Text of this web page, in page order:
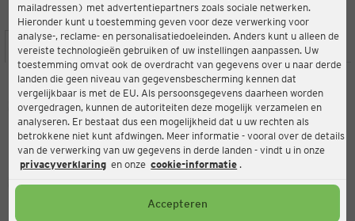
mailadressen) met advertentiepartners zoals sociale netwerken.
Hieronder kunt u toestemming geven voor deze verwerking voor
analyse-, reclame- en personalisatiedoeleinden. Anders kunt u alleen de
vereiste technologieën gebruiken of uw instellingen aanpassen. Uw
toestemming omvat ook de overdracht van gegevens over u naar derde
landen die geen niveau van gegevensbescherming kennen dat
vergelijkbaar is met de EU. Als persoonsgegevens daarheen worden
overgedragen, kunnen de autoriteiten deze mogelijk verzamelen en
analyseren. Er bestaat dus een mogelijkheid dat u uw rechten als
betrokkene niet kunt afdwingen. Meer informatie - vooral over de details
van de verwerking van uw gegevens in derde landen - vindt u in onze
privacyverklaring en onze cookie-informatie .
Accepteren
4,3
Beoordeling:
LOCATIE SERVICES ASSORTIMENT ACTIES
Ernsting's family
Lintforter Straße 75, 47445 Moers
Gesloten